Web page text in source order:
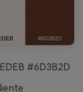
#6D3B2D